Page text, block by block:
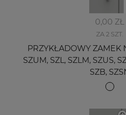
0,00 ZŁ
ZA 2 SZT.
PRZYKŁADOWY ZAMEK
SZUM, SZL, SZLM, SZUS,
SZB,